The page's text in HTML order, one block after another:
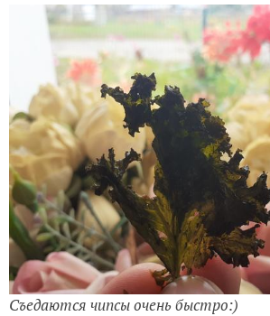
Съедаются чипсы очень быстро:)